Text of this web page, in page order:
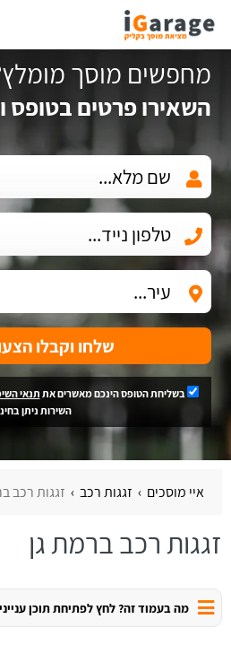
מחפשים מוסך
השאירו פרטים בטופס
שלחו וקבלו
בשליחת הטופס הינכם מאשרים את תנאי
השירות ניתן
איי מוסכים זגגות רכב זגגות רכב
זגגות רכב ברמת גן
מה בעמוד זה? לחץ לפתיחת תוכן